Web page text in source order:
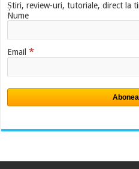
Știri, review-uri, tutoriale, direct la
Nume
Email*